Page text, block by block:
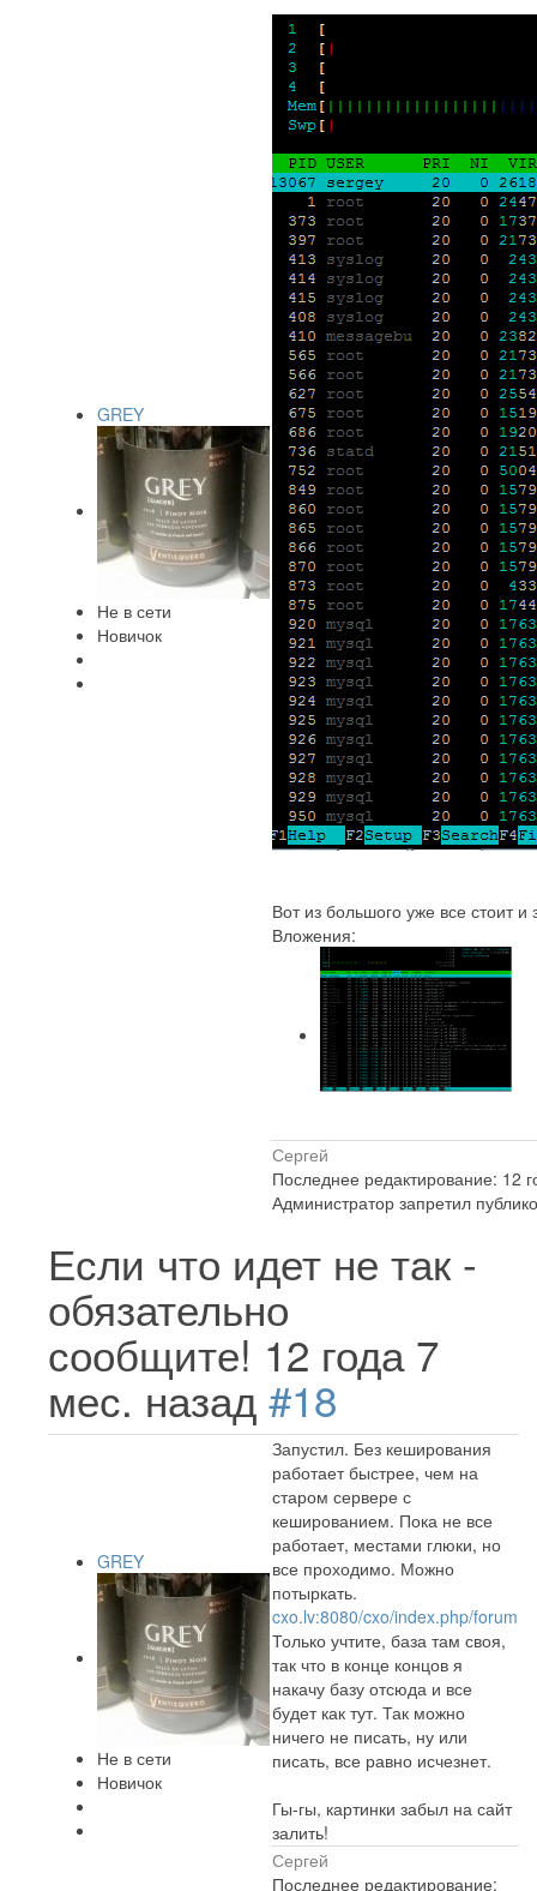
GREY
Не в сети
Новичок
Вот из большого уже все стоит
Вложения:
Сергей
Последнее редактирование: 12
Администратор запретил
Если что идет не так -
обязательно
сообщите! 12 года 7
мес. назад #18
GREY
Не в сети
Новичок
Запустил. Без кеширования
работает быстрее, чем на
старом сервере с
кешированием. Пока не все
работает, местами глюки, но
все проходимо. Можно
потыркать.
cxo.lv:8080/cxo/index.php/forum
Только учтите, база там своя,
так что в конце концов я
накачу базу отсюда и все
будет как тут. Так можно
ничего не писать, ну или
писать, все равно исчезнет.
Гы-гы, картинки забыл на сайт
залить!
Сергей
Последнее редактирование: